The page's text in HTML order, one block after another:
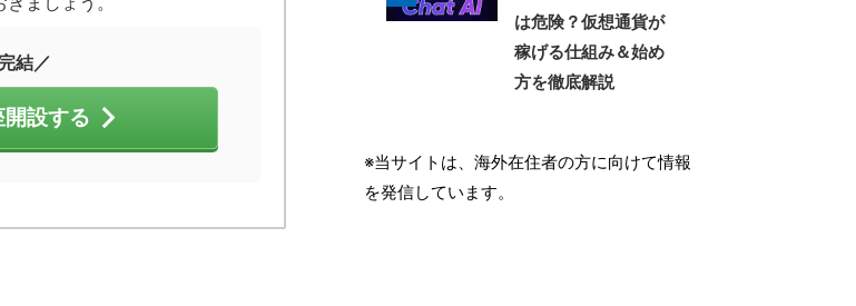
結／
設する
は危険？仮想通貨が
稼げる仕組み＆始め
方を徹底解説
※当サイトは、海外在住者の方に向けて情報
を発信しています。